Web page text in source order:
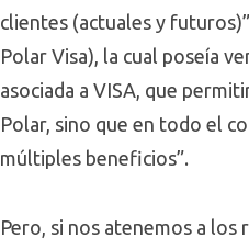
clientes (actuales y
Polar Visa), la cual poseía
asociada a VISA, que
Polar, sino que en todo el
múltiples beneficios”.
Pero, si nos atenemos a